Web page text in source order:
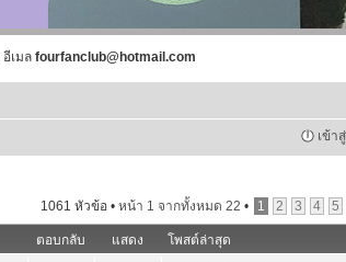
เมล fourfanclub@hotmail.com
เข้า
1061 หัวข้อ • หน้า 1 จากทั้งหมด 22 • 1 2 3 4 5
ตอบกลับ แสดง
โพสต์ล่าสุด